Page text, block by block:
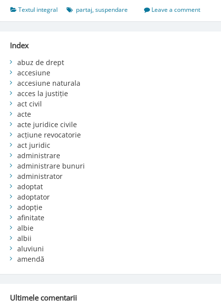
Textul integral partaj,suspendare Leave a comment
Index
abuz de drept
accesiune
accesiune naturala
acces la justiție
act civil
acte
acte juridice civile
acțiune revocatorie
act juridic
administrare
administrare bunuri
administrator
adoptat
adoptator
adopție
afinitate
albie
albii
aluviuni
amendă
Ultimele comentarii